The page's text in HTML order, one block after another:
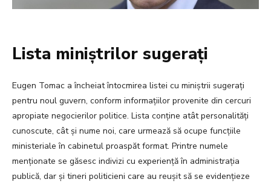
Lista miniștrilor sugerați
Eugen Tomac a încheiat întocmirea listei cu miniștrii sugerați
pentru noul guvern, conform informațiilor provenite din cercuri
apropiate negocierilor politice. Lista conține atât personalități
cunoscute, cât și nume noi, care urmează să ocupe funcțiile
ministeriale în cabinetul proaspăt format. Printre numele
menționate se găsesc indivizi cu experiență în administrația
publică, dar și tineri politicieni care au reușit să se evidențieze